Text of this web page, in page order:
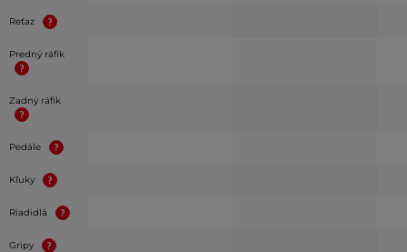
Reťaz
Predný ráfik
Zadný ráfik
Pedále
Kľuky
Riadidlá
Gripy